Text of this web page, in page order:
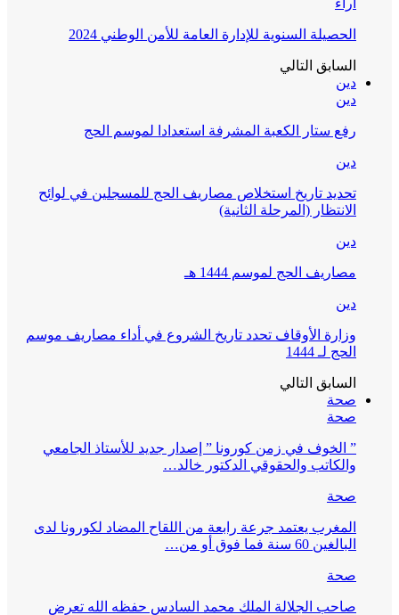
آراء
الحصيلة السنوية للإدارة العامة للأمن الوطني 2024
السابق التالي
دين
دين
رفع ستار الكعبة المشرفة استعدادا لموسم الحج
دين
تحديد تاريخ استخلاص مصاريف الحج للمسجلين في لوائح
الانتظار (المرحلة الثانية)
دين
مصاريف الحج لموسم 1444 هـ
دين
وزارة الأوقاف تحدد تاريخ الشروع في أداء مصاريف موسم
الحج لـ 1444
السابق التالي
صحة
صحة
” الخوف في زمن كورونا ” إصدار جديد للأستاذ الجامعي
والكاتب والحقوقي الدكتور خالد…
صحة
المغرب يعتمد جرعة رابعة من اللقاح المضاد لكورونا لدى
البالغين 60 سنة فما فوق أو من…
صحة
صاحب الجلالة الملك محمد السادس حفظه الله تعرض